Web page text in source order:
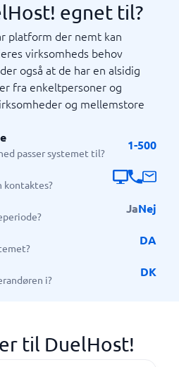
egnet til?
platform der nemt kan
virksomheds behov
også at de har en alsidig
fra enkeltpersoner og
og mellemstore
passer systemet til?
1-500
kontaktes?
JaNej
DA
i?
DK
til DuelHost!